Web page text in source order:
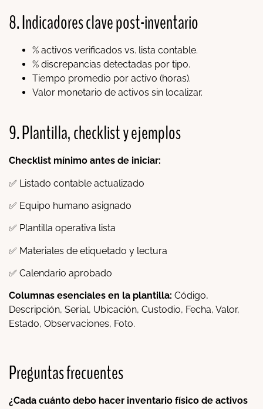
8. Indicadores clave post-inventario
% activos verificados vs. lista contable.
% discrepancias detectadas por tipo.
Tiempo promedio por activo (horas).
Valor monetario de activos sin localizar.
9. Plantilla, checklist y ejemplos
Checklist mínimo antes de iniciar:
✅ Listado contable actualizado
✅ Equipo humano asignado
✅ Plantilla operativa lista
✅ Materiales de etiquetado y lectura
✅ Calendario aprobado
Columnas esenciales en la plantilla: Código,
Descripción, Serial, Ubicación, Custodio, Fecha, Valor,
Estado, Observaciones, Foto.
Preguntas frecuentes
¿Cada cuánto debo hacer inventario físico de activos